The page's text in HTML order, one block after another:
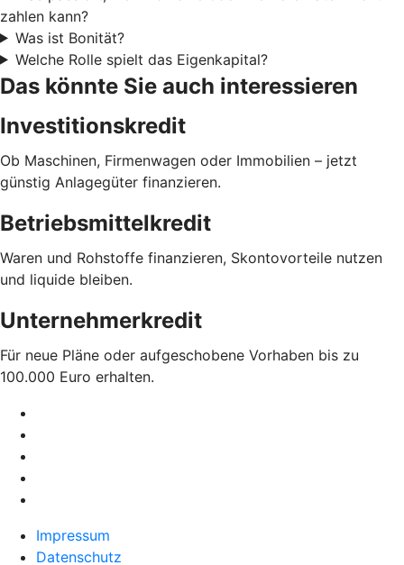
zahlen kann?
Was ist Bonität?
Welche Rolle spielt das Eigenkapital?
Das könnte Sie auch interessieren
Investitionskredit
Ob Maschinen, Firmenwagen oder Immobilien – jetzt
günstig Anlagegüter finanzieren.
Betriebsmittelkredit
Waren und Rohstoffe finanzieren, Skontovorteile nutzen
und liquide bleiben.
Unternehmerkredit
Für neue Pläne oder aufgeschobene Vorhaben bis zu
100.000 Euro erhalten.
Impressum
Datenschutz